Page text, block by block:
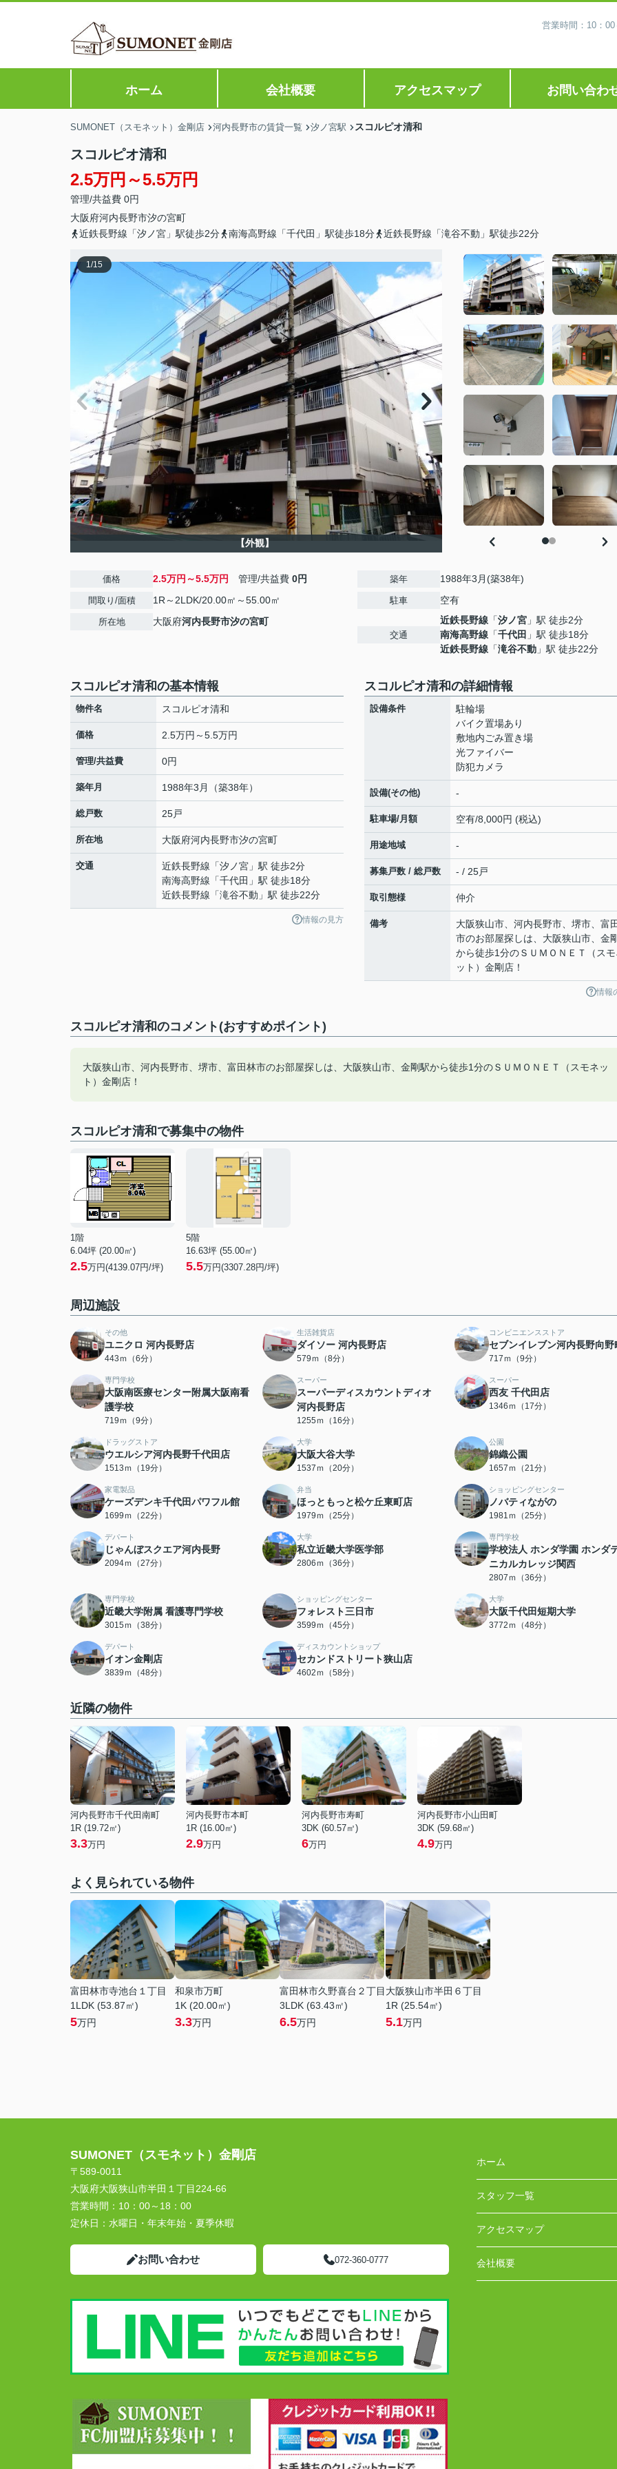
営業時間：10：
ホーム 会社概要 アクセスマップ お問い合わ
SUMONET（スモネット）金剛店 河内長野市の賃貸一覧 汐ノ宮駅 スコルピオ清和
スコルピオ清和
2.5万円～5.5万円
管理/共益費 0円
大阪府河内長野市汐の宮町
近鉄長野線「汐ノ宮」駅徒歩2分
南海高野線「千代田」駅徒歩18分 近鉄長野線「滝谷不動」駅徒歩22分
1/15
【外観】
価格 2.5万円～5.5万円 管理/共益費 0円
間取り/面積 1R～2LDK/20.00㎡～55.00㎡
所在地 大阪府河内長野市汐の宮町
築年 1988年3月(築38年)
駐車 空有
交通
近鉄長野線 「汐ノ宮 」駅 徒歩2分
南海高野線 「千代田 」駅 徒歩18分
近鉄長野線 「滝谷不動 」駅 徒歩22分
スコルピオ清和の基本情報
物件名 スコルピオ清和
価格 2.5万円～5.5万円
管理/共益費 0円
築年月 1988年3月（築38年）
総戸数 25戸
所在地 大阪府河内長野市汐の宮町
交通 近鉄長野線 「汐ノ宮 」駅 徒歩2分
南海高野線 「千代田 」駅 徒歩18分
近鉄長野線 「滝谷不動 」駅 徒歩22分
情報の見方
スコルピオ清和の詳細情報
設備条件
駐輪場
バイク置場あり
敷地内ごみ置き場
光ファイバー
防犯カメラ
設備(その他) -
駐車場/月額 空有/8,000円 (税込)
用途地域 -
募集戸数 / 総戸数 - / 25戸
取引態様 仲介
備考
大阪狭山市、河内長野市、堺市、富
市のお部屋探しは、大阪狭山市、金
から徒歩1分のＳＵＭＯＮＥＴ（ス
ット）金剛店！
情報
スコルピオ清和のコメント(おすすめポイント)
大阪狭山市、河内長野市、堺市、富田林市のお部屋探しは、大阪狭山市、金剛駅から徒歩1分のＳＵＭＯＮＥＴ（スモネッ
ト）金剛店！
スコルピオ清和で募集中の物件
1階
6.04坪 (20.00㎡)
2.5万円(4139.07円/坪)
5階
16.63坪 (55.00㎡)
5.5万円(3307.28円/坪)
周辺施設
その他
ユニクロ 河内長野店
443ｍ（6分）
生活雑貨店
ダイソー 河内長野店
579ｍ（8分）
コンビニエンスストア
セブンイレブン河内長野向野
717ｍ（9分）
専門学校
大阪南医療センター附属大阪南看
護学校
719ｍ（9分）
スーパー
スーパーディスカウントディオ
河内長野店
1255ｍ（16分）
スーパー
西友 千代田店
1346ｍ（17分）
ドラッグストア
ウエルシア河内長野千代田店
1513ｍ（19分）
大学
大阪大谷大学
1537ｍ（20分）
公園
錦織公園
1657ｍ（21分）
家電製品
ケーズデンキ千代田パワフル館
1699ｍ（22分）
弁当
ほっともっと松ケ丘東町店
1979ｍ（25分）
ショッピングセンター
ノバティながの
1981ｍ（25分）
デパート
じゃんぼスクエア河内長野
2094ｍ（27分）
大学
私立近畿大学医学部
2806ｍ（36分）
専門学校
学校法人 ホンダ学園 ホンダ
ニカルカレッジ関西
2807ｍ（36分）
専門学校
近畿大学附属 看護専門学校
3015ｍ（38分）
ショッピングセンター
フォレスト三日市
3599ｍ（45分）
大学
大阪千代田短期大学
3772ｍ（48分）
デパート
イオン金剛店
3839ｍ（48分）
ディスカウントショップ
セカンドストリート狭山店
4602ｍ（58分）
近隣の物件
河内長野市千代田南町
1R (19.72㎡)
3.3万円
河内長野市本町
1R (16.00㎡)
2.9万円
河内長野市寿町
3DK (60.57㎡)
6万円
河内長野市小山田町
3DK (59.68㎡)
4.9万円
よく見られている物件
富田林市寺池台１丁目
1LDK (53.87㎡)
5万円
和泉市万町
1K (20.00㎡)
3.3万円
富田林市久野喜台２丁目
3LDK (63.43㎡)
6.5万円
大阪狭山市半田６丁目
1R (25.54㎡)
5.1万円
SUMONET（スモネット）金剛店
〒589-0011
大阪府大阪狭山市半田１丁目224-66
営業時間： 10：00～18：00
定休日： 水曜日・年末年始・夏季休暇
お問い合わせ 072-360-0777
ホーム
スタッフ一覧
アクセスマップ
会社概要